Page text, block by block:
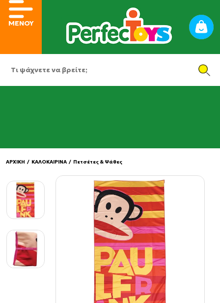
ΜΕΝΟΥ
ΑΡΧΙΚΗ / ΚΑΛΟΚΑΙΡΙΝΑ / Πετσέτες & Ψάθες